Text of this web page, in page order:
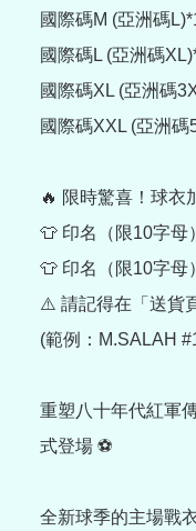
國際碼M (亞洲碼
國際碼L (亞洲碼
國際碼XL (亞洲碼
國際碼XXL (亞洲碼
🔥 限時驚喜！球衣
👕 印名（限10字母
👕 印名（限10字母
⚠️ 請記得在「送貨
(範例：M.SALAH
重塑八十年代紅軍
式登場 ⚽
全新球季的主場戰